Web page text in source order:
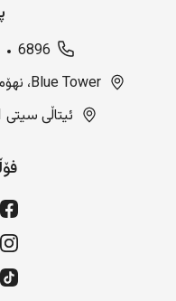
6896
Blue Tower، نهۆمی 4، ئۆفیسی 407، بەغدا، عێراق
ئیتاڵی سیتی 1، بینای 130 هەولێر، عێراق